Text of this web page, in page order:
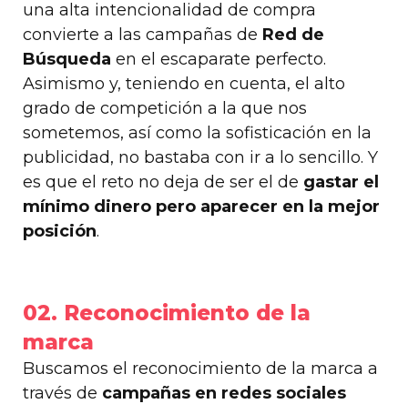
una alta intencionalidad de compra
convierte a las campañas de Red de
Búsqueda en el escaparate perfecto.
Asimismo y, teniendo en cuenta, el alto
grado de competición a la que nos
sometemos, así como la sofisticación en la
publicidad, no bastaba con ir a lo sencillo. Y
es que el reto no deja de ser el de gastar el
mínimo dinero pero aparecer en la mejor
posición.
02. Reconocimiento de la
marca
Buscamos el reconocimiento de la marca a
través de campañas en redes sociales